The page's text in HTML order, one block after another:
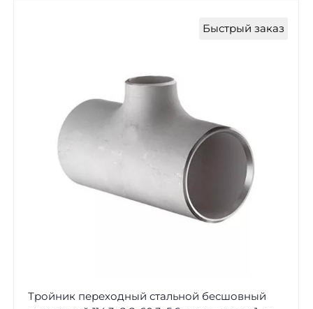
Быстрый заказ
Тройник переходный стальной бесшовный